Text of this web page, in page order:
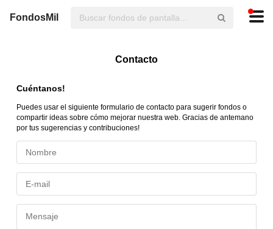
FondosMil
Contacto
Cuéntanos!
Puedes usar el siguiente formulario de contacto para sugerir fondos o
compartir ideas sobre cómo mejorar nuestra web. Gracias de antemano
por tus sugerencias y contribuciones!